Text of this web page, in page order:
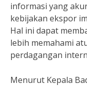
informasi yang
kebijakan ekspor
Hal ini dapat
lebih memahami
perdagangan
Menurut Kepala